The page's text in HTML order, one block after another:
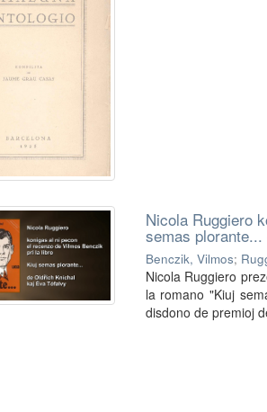
Nicola Ruggiero
semas
Benczik, Vilmos;
Nicola Ruggiero
la romano "Kiuj
disdono de premioj